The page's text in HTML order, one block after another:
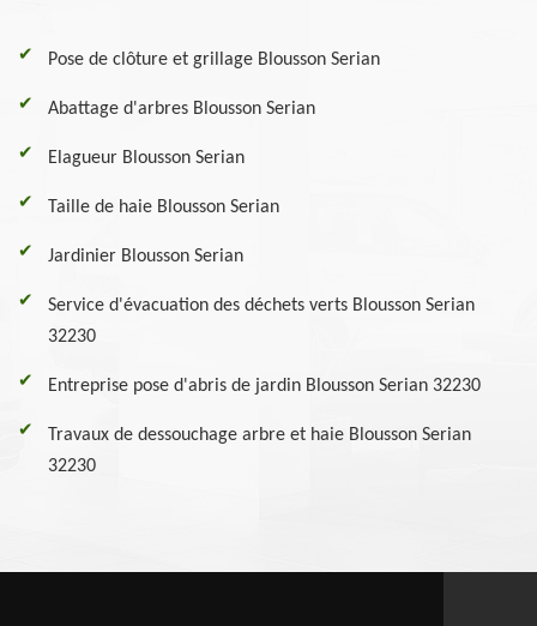
Pose de clôture et grillage Blousson Serian
Abattage d'arbres Blousson Serian
Elagueur Blousson Serian
Taille de haie Blousson Serian
Jardinier Blousson Serian
Service d'évacuation des déchets verts Blousson Serian
32230
Entreprise pose d'abris de jardin Blousson Serian 32230
Travaux de dessouchage arbre et haie Blousson Serian
32230